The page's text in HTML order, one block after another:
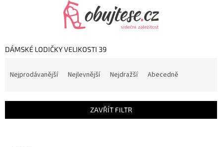
DÁMSKÉ LODIČKY VELIKOSTI 39
í
Nejprodávanější Nejlevnější Nejdražší Abecedně
ZAVŘÍT FILTR